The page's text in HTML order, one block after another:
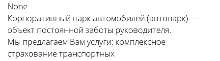
None
Корпоративный парк автомобилей (автопарк) —
объект постоянной заботы руководителя.
Мы предлагаем Вам услуги: комплексное
страхование транспортных